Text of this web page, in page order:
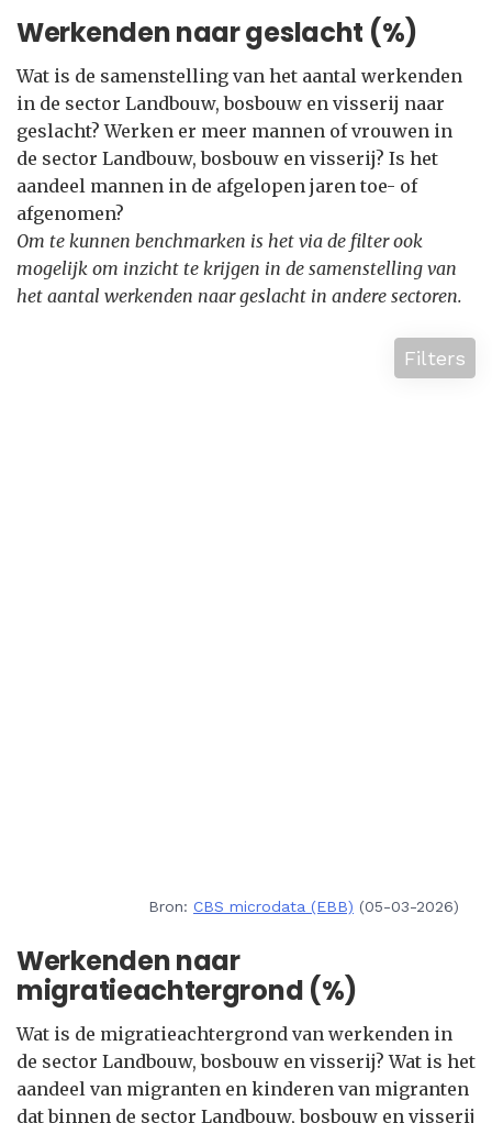
Werkenden naar geslacht (%)
Wat is de samenstelling van het aantal werkenden
in de sector Landbouw, bosbouw en visserij naar
geslacht? Werken er meer mannen of vrouwen in
de sector Landbouw, bosbouw en visserij? Is het
aandeel mannen in de afgelopen jaren toe- of
afgenomen?
Om te kunnen benchmarken is het via de filter ook
mogelijk om inzicht te krijgen in de samenstelling van
het aantal werkenden naar geslacht in andere sectoren.
Filters
Bron: CBS microdata (EBB) (05-03-2026)
Werkenden naar
migratieachtergrond (%)
Wat is de migratieachtergrond van werkenden in
de sector Landbouw, bosbouw en visserij? Wat is het
aandeel van migranten en kinderen van migranten
dat binnen de sector Landbouw, bosbouw en visserij